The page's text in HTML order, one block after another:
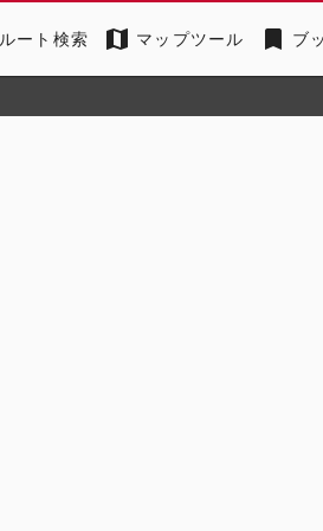
ルート検索 map マップツール bookmark ブ